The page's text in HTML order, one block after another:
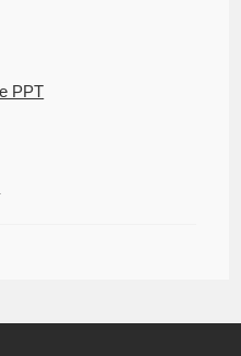
PPT